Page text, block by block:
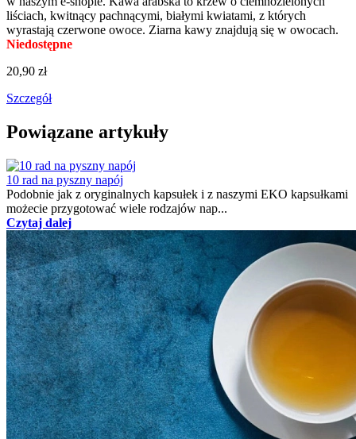
Z pomocą tego spieniacza do mleka przygotujesz doskonałą
mleczną pianę do cappuccino albo latte. Instrukcja dotycząca
sposobu przygotowania: Do pojemnika wlej 3 cm półtłustego,
wykonując koliste ruchy po powierzchni mleka. Pianę można
7x
20,90 zł
Szczegół Dodaj do koszyka
Kawa arabska (kawowiec) – nasionka
Wyhoduj swój własny kawowiec. Nasionka kawy arabskiej kupisz
w naszym e-shopie. Kawa arabska to krzew o ciemnozielonych
liściach, kwitnący pachnącymi, białymi kwiatami, z których
wyrastają czerwone owoce. Ziarna kawy znajdują się w owocach.
Niedostępne
20,90 zł
Szczegół
Powiązane artykuły
10 rad na pyszny napój
Podobnie jak z oryginalnych kapsułek i z naszymi EKO kapsułkami
możecie przygotować wiele rodzajów nap...